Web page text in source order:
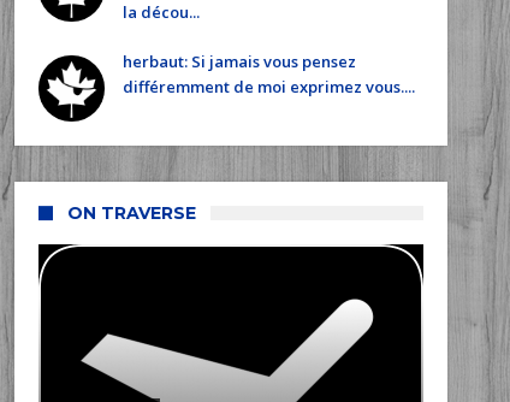
la décou...
herbaut: Si jamais vous pensez
différemment de moi exprimez vous....
ON TRAVERSE